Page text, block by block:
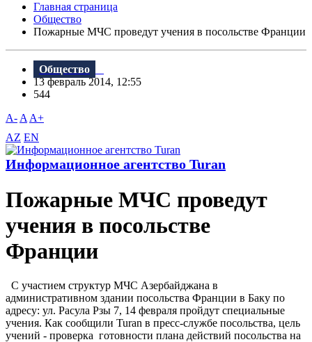
Главная страница
Общество
Пожарные МЧС проведут учения в посольстве Франции
Общество
13 февраль 2014, 12:55
544
A- A A+
AZ EN
Информационное агентство Turan
Пожарные МЧС проведут
учения в посольстве
Франции
С участием структур МЧС Азербайджана в
административном здании посольства Франции в Баку по
адресу: ул. Расула Рзы 7, 14 февраля пройдут специальные
учения. Как сообщили Turan в пресс-службе посольства, цель
учений - проверка готовности плана действий посольства на